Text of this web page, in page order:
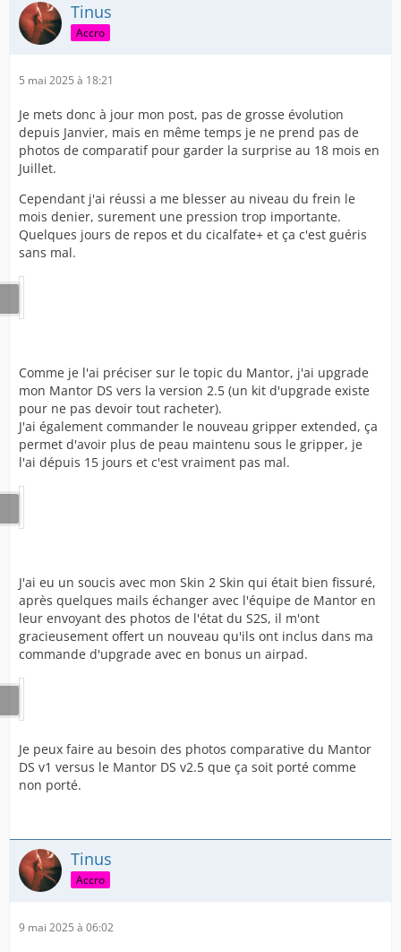
Tinus
Accro
5 mai 2025 à 18:21
Je mets donc à jour mon post, pas de grosse évolution
depuis Janvier, mais en même temps je ne prend pas de
photos de comparatif pour garder la surprise au 18 mois en
Juillet.
Cependant j'ai réussi a me blesser au niveau du frein le
mois denier, surement une pression trop importante.
Quelques jours de repos et du cicalfate+ et ça c'est guéris
sans mal.
Comme je l'ai préciser sur le topic du Mantor, j'ai upgrade
mon Mantor DS vers la version 2.5 (un kit d'upgrade existe
pour ne pas devoir tout racheter).
J'ai également commander le nouveau gripper extended, ça
permet d'avoir plus de peau maintenu sous le gripper, je
l'ai dépuis 15 jours et c'est vraiment pas mal.
J'ai eu un soucis avec mon Skin 2 Skin qui était bien fissuré,
après quelques mails échanger avec l'équipe de Mantor en
leur envoyant des photos de l'état du S2S, il m'ont
gracieusement offert un nouveau qu'ils ont inclus dans ma
commande d'upgrade avec en bonus un airpad.
Je peux faire au besoin des photos comparative du Mantor
DS v1 versus le Mantor DS v2.5 que ça soit porté comme
non porté.
Tinus
Accro
9 mai 2025 à 06:02